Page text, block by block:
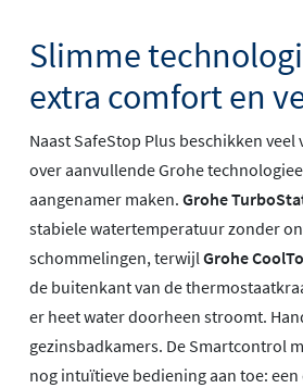
Slimme
extra comfort en
Naast SafeStop Plus beschikken
over aanvullende Grohe
aangenamer maken. Grohe
stabiele watertemperatuur zonder
schommelingen, terwijlGrohe
de buitenkant van de
er heet water doorheen stroomt.
gezinsbadkamers. De Smartcontrol
nog intuïtieve bediening aan toe: